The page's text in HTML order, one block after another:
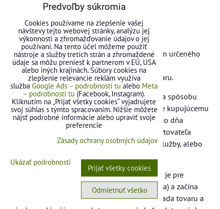
1. odovzdaním opraveného tovaru,
2. výmenou tovaru,
3. vrátením kúpnej ceny tovaru,
4. vyplatením primeranej zľavy z ceny tovaru,
5. písomnou výzvou na prevzatie predávajúcim určeného
plnenia,
6. odôvodneným zamietnutím reklamácie tovaru.
8.18. Predávajúci je povinný o spôsobe určenia spôsobu
vybavenia reklamácie a o vybavení reklamácie kupujúcemu
vydať písomný doklad najneskôr do 30 dní odo dňa
uplatnenia reklamácie prostredníctvom poskytovateľa
poštovej alebo kuriérskej alebo donáškovej služby, alebo
8.19. Záručná doba je 24 mesiacov (pokiaľ nie je pre
konkrétne prípady stanovená iná záručná doba) a začína
plynúť odo dňa prevzatia tovaru kupujúcim. Vada tovaru a
Predvoľby súkromia
Cookies používame na zlepšenie vašej
návštevy tejto webovej stránky, analýzu jej
výkonnosti a zhromažďovanie údajov o jej
používaní. Na tento účel môžeme použiť
nástroje a služby tretích strán a zhromaždené
údaje sa môžu preniesť k partnerom v EÚ, USA
alebo iných krajinách. Súbory cookies na
zlepšenie relevancie reklám využíva
služba Google Ads – podrobnosti tu alebo Meta
– podrobnosti tu (Facebook, Instagram).
Kliknutím na „Prijať všetky cookies“ vyjadrujete
svoj súhlas s týmto spracovaním. Nižšie môžete
nájsť podrobné informácie alebo upraviť svoje
preferencie
Zásady ochrany osobných údajov
Ukázať podrobnosti
Prijať všetky cookies
Odmietnuť všetko